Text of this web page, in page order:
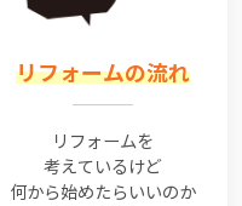
リフォームの流れ
リフォームを
考えているけど
何から始めたらいいのか